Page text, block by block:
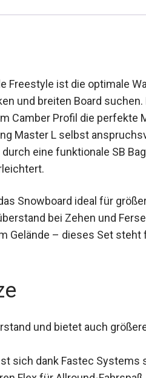
Freestyle ist die optimale
und breiten Board
Camber Profil die perfekte
Master L selbst
eine funktionale SB
Snowboard ideal für
bei Zehen und
Gelände – dieses Set
und bietet auch
sich dank Fastec Systems